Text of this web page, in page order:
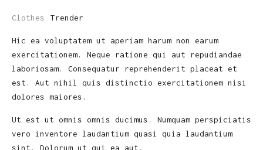
Clothes Trender
Hic ea voluptatem ut aperiam harum non earum
exercitationem. Neque ratione qui aut repudiandae
laboriosam. Consequatur reprehenderit placeat et
est. Aut nihil quis distinctio exercitationem nisi
dolores maiores.
Ut est ut omnis omnis ducimus. Numquam perspiciatis
vero inventore laudantium quasi quia laudantium
sint. Dolorum ut qui ea aut.